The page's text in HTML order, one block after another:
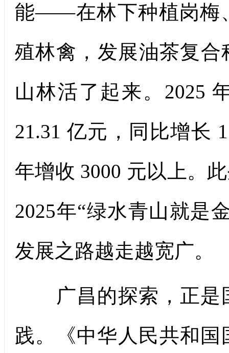
能——在林下种植岗梅
殖林禽，发展油茶复
山林活了起来。2025
21.31 亿元，同比增长
年增收 3000 元以上。
2025年“绿水青山就是
发展之路越走越宽广。
广昌的探索，正是
践。《中华人民共和